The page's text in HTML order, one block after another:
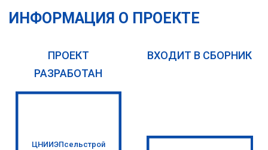
ИНФОРМАЦИЯ О ПРОЕКТЕ
ПРОЕКТ
РАЗРАБОТАН
ЦНИИЭПсельстрой
ВХОДИТ В СБОРНИК